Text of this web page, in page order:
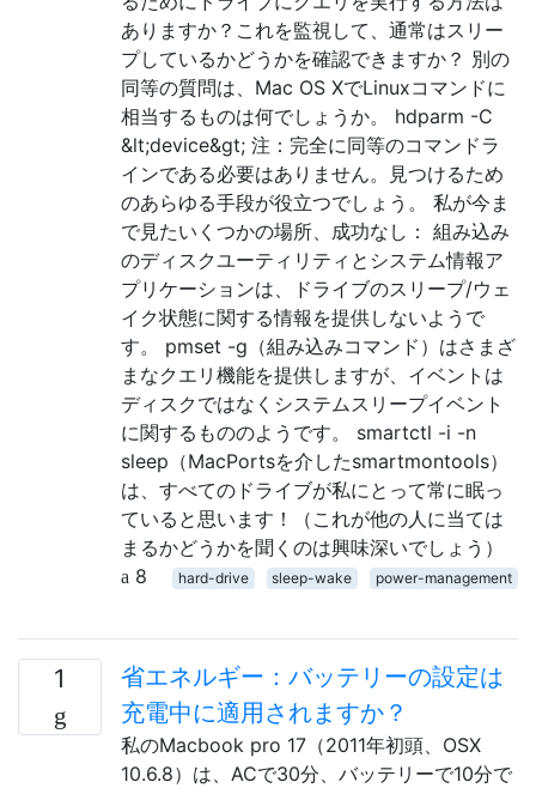
ありますか？これを監視して、通常はスリー
プしているかどうかを確認できますか？ 別の
同等の質問は、Mac OS XでLinuxコマンドに
相当するものは何でしょうか。 hdparm -C
&lt;device&gt; 注：完全に同等のコマンドラ
インである必要はありません。見つけるため
のあらゆる手段が役立つでしょう。 私が今ま
で見たいくつかの場所、成功なし： 組み込み
のディスクユーティリティとシステム情報ア
プリケーションは、ドライブのスリープ/ウェ
イク状態に関する情報を提供しないようで
す。 pmset -g（組み込みコマンド）はさまざ
まなクエリ機能を提供しますが、イベントは
ディスクではなくシステムスリープイベント
に関するもののようです。 smartctl -i -n
sleep（MacPortsを介したsmartmontools）
は、すべてのドライブが私にとって常に眠っ
ていると思います！（これが他の人に当ては
まるかどうかを聞くのは興味深いでしょう）
8
hard-drive sleep-wake power-management
1
省エネルギー：バッテリーの設定は
充電中に適用されますか？
私のMacbook pro 17（2011年初頭、OSX
10.6.8）は、ACで30分、バッテリーで10分で